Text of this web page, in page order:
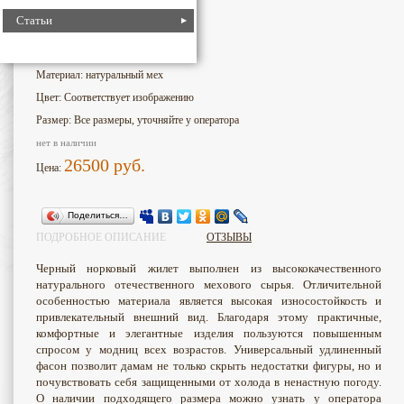
Статьи
Номер для поиска:
Материал: натуральный мех
Цвет: Соответствует изображению
Размер: Все размеры, уточняйте у оператора
нет в наличии
Цена: 26500 руб.
Поделиться…
ПОДРОБНОЕ ОПИСАНИЕ ОТЗЫВЫ
Черный норковый жилет выполнен из высококачественного
натурального отечественного мехового сырья. Отличительной
особенностью материала является высокая износостойкость и
привлекательный внешний вид. Благодаря этому практичные,
комфортные и элегантные изделия пользуются повышенным
спросом у модниц всех возрастов. Универсальный удлиненный
фасон позволит дамам не только скрыть недостатки фигуры, но и
почувствовать себя защищенными от холода в ненастную погоду.
О наличии подходящего размера можно узнать у оператора